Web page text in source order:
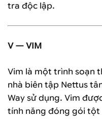
tra độc lập.
V — VIM
Vim là một trình soạn
nhà biên tập Nettus
Way sử dụng. Vim
tính năng đóng gói tột